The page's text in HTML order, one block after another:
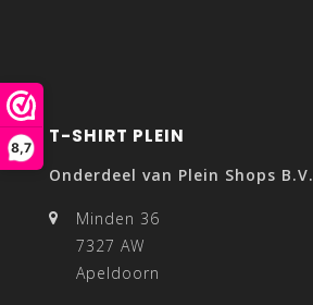
8,7
T-SHIRT PLEIN
Onderdeel van Plein Shops B.V.
Minden 36
7327 AW
Apeldoorn